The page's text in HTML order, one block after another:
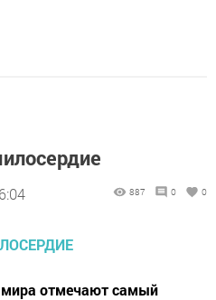
887 0 0
мира отмечают самый